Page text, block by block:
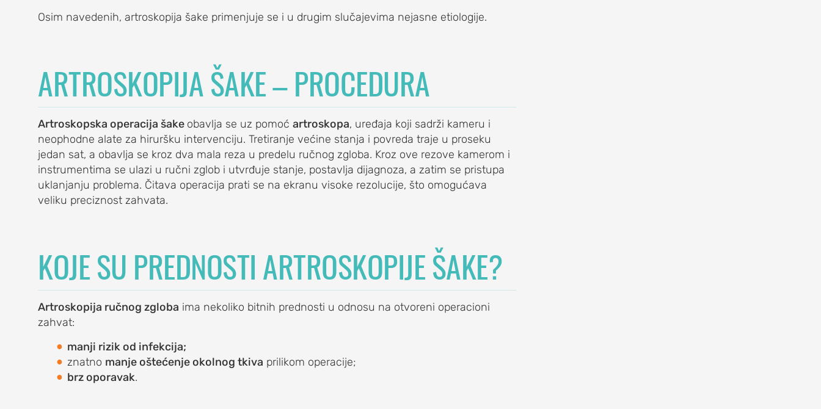
žbice)
Osim navedenih, artroskopija šake primenjuje se i u drugim slučajevima nejasne etiologije.
ARTROSKOPIJA ŠAKE – PROCEDURA
Artroskopska operacija šake obavlja se uz pomoć artroskopa, uređaja koji sadrži kameru i
neophodne alate za hiruršku intervenciju. Tretiranje većine stanja i povreda traje u proseku
jedan sat, a obavlja se kroz dva mala reza u predelu ručnog zgloba. Kroz ove rezove kamerom i
instrumentima se ulazi u ručni zglob i utvrđuje stanje, postavlja dijagnoza, a zatim se pristupa
uklanjanju problema. Čitava operacija prati se na ekranu visoke rezolucije, što omogućava
veliku preciznost zahvata.
KOJE SU PREDNOSTI ARTROSKOPIJE ŠAKE?
Artroskopija ručnog zgloba ima nekoliko bitnih prednosti u odnosu na otvoreni operacioni
zahvat:
manji rizik od infekcija;
znatno manje oštećenje okolnog tkiva prilikom operacije;
brz oporavak.